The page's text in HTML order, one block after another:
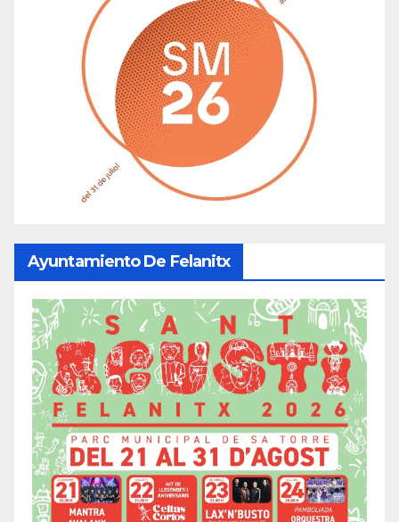
Ayuntamiento De Felanitx